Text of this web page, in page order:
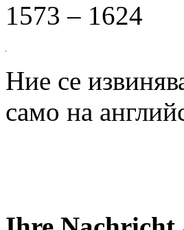
1573 – 1624
Ние се
само на